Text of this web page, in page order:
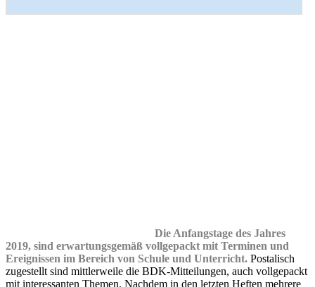
Die Anfangstage des Jahres
2019, sind erwartungsgemäß vollgepackt mit Terminen und
Ereignissen im Bereich von Schule und Unterricht. Postalisch
zugestellt sind mittlerweile die BDK-Mitteilungen, auch vollgepackt
mit interessanten Themen. Nachdem in den letzten Heften mehrere